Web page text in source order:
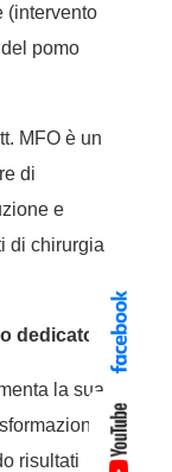
(intervento
pomo
MFO è un
di
e
di chirurgia
dedicato
la sua
risultati